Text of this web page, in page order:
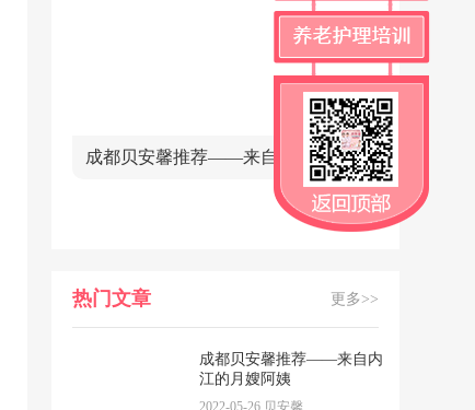
成都贝安馨推荐——来自内江的月嫂
热门文章 更多>>
成都贝安馨推荐——来自内
江的月嫂阿姨
2022-05-26 贝安馨